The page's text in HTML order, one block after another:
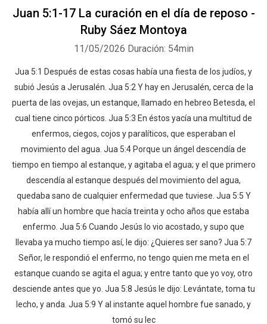
Juan 5:1-17 La curación en el día de reposo -
Ruby Sáez Montoya
11/05/2026 Duración: 54min
Jua 5:1 Después de estas cosas había una fiesta de los judíos, y
subió Jesús a Jerusalén. Jua 5:2 Y hay en Jerusalén, cerca de la
puerta de las ovejas, un estanque, llamado en hebreo Betesda, el
cual tiene cinco pórticos. Jua 5:3 En éstos yacía una multitud de
enfermos, ciegos, cojos y paralíticos, que esperaban el
movimiento del agua. Jua 5:4 Porque un ángel descendía de
tiempo en tiempo al estanque, y agitaba el agua; y el que primero
descendía al estanque después del movimiento del agua,
quedaba sano de cualquier enfermedad que tuviese. Jua 5:5 Y
había allí un hombre que hacía treinta y ocho años que estaba
enfermo. Jua 5:6 Cuando Jesús lo vio acostado, y supo que
llevaba ya mucho tiempo así, le dijo: ¿Quieres ser sano? Jua 5:7
Señor, le respondió el enfermo, no tengo quien me meta en el
estanque cuando se agita el agua; y entre tanto que yo voy, otro
desciende antes que yo. Jua 5:8 Jesús le dijo: Levántate, toma tu
lecho, y anda. Jua 5:9 Y al instante aquel hombre fue sanado, y
tomó su lec